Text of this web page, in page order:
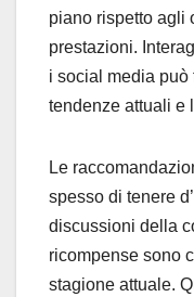
piano rispetto agli
prestazioni.
i social media
tendenze attuali e
Le
spesso di tenere
discussioni della
ricompense sono
stagione attuale.